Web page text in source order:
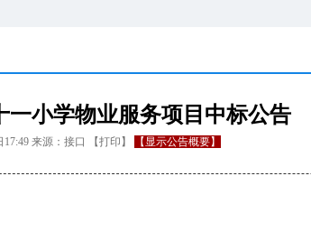
一小学物业服务项目中标公告
17:49 来源： 接口 【打印 】 【显示公告概要】